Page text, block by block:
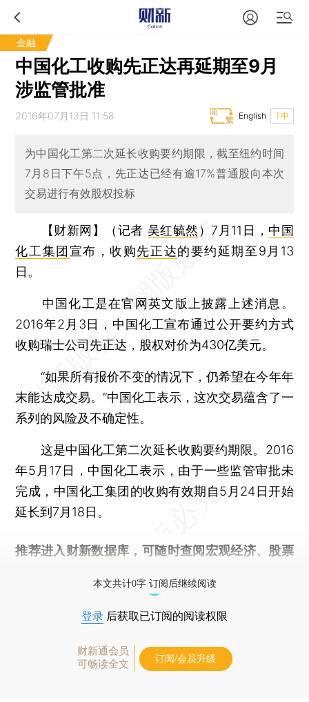
金融
中国化工收购先正达再延期至9月
涉监管批准
2016年07月13日 11:58 T中
English
为中国化工第二次延长收购要约期限，截至纽约时间
7月8日下午5点，先正达已经有逾17%普通股向本次
交易进行有效股权投标
【财新网】（记者 吴红毓然） 7月11日， 中国
化工集团 宣布，收购先正达的要约延期至9月13
日。
中国化工是在官网英文版上披露上述消息。
2016年2月3日，中国化工宣布通过公开要约方式
收购瑞士公司先正达，股权对价为430亿美元。
“如果所有报价不变的情况下，仍希望在今年年
末能达成交易。”中国化工表示，这次交易蕴含了一
系列的风险及不确定性。
这是中国化工第二次延长收购要约期限。2016
年5月17日，中国化工表示，由于一些监管审批未
完成，中国化工集团的收购有效期自5月24日开始
延长到7月18日。
推荐进入 财新数据库 ，可随时查阅宏观经济、股票
本文共计0字 订阅后继续阅读
登录 后获取已订阅的阅读权限
财新通会员
可畅读全文
订阅/会员升级